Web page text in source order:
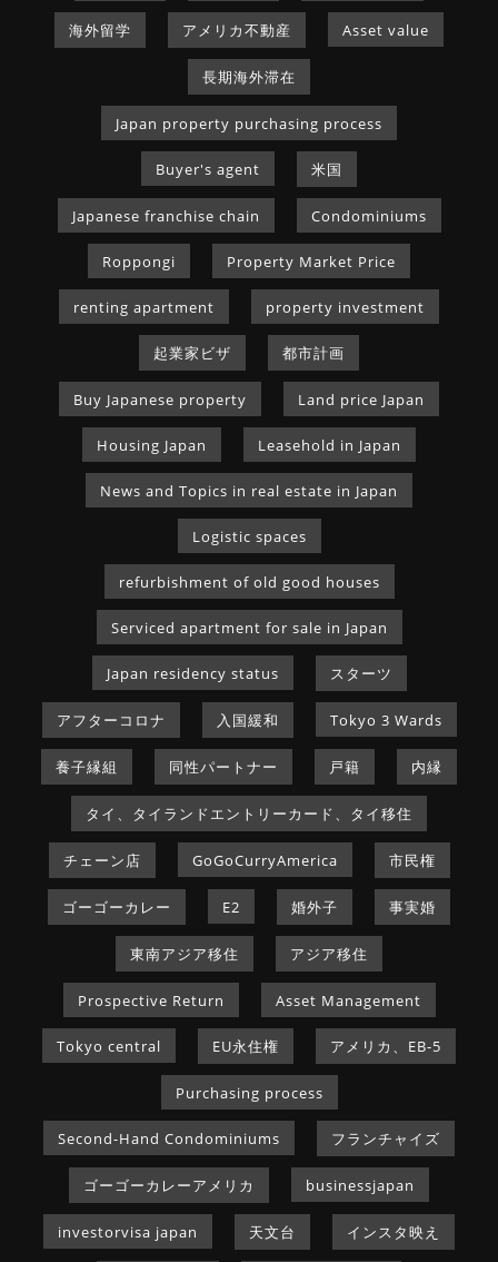
海外留学 アメリカ不動産 Asset value
長期海外滞在
Japan property purchasing process
Buyer's agent 米国
Japanese franchise chain Condominiums
Roppongi Property Market Price
renting apartment property investment
起業家ビザ 都市計画
Buy Japanese property Land price Japan
Housing Japan Leasehold in Japan
News and Topics in real estate in Japan
Logistic spaces
refurbishment of old good houses
Serviced apartment for sale in Japan
Japan residency status スターツ
アフターコロナ 入国緩和 Tokyo 3 Wards
養子縁組 同性パートナー 戸籍 内縁
タイ、タイランドエントリーカード、タイ移住
チェーン店 GoGoCurryAmerica 市民権
ゴーゴーカレー E2 婚外子 事実婚
東南アジア移住 アジア移住
Prospective Return Asset Management
Tokyo central EU永住権 アメリカ、EB-5
Purchasing process
Second-Hand Condominiums フランチャイズ
ゴーゴーカレーアメリカ businessjapan
investorvisa japan 天文台 インスタ映え